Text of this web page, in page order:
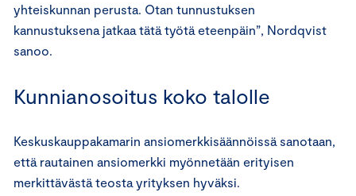
yhteiskunnan perusta. Otan tunnustuksen
kannustuksena jatkaa tätä työtä eteenpäin”, Nordqvist
sanoo.
Kunnianosoitus koko talolle
Keskuskauppakamarin ansiomerkkisäännöissä sanotaan,
että rautainen ansiomerkki myönnetään erityisen
merkittävästä teosta yrityksen hyväksi.